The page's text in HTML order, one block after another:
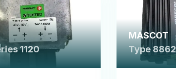
1120
MASCOT
Type 8862